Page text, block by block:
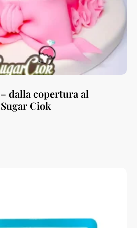
dalla copertura al
Ciok